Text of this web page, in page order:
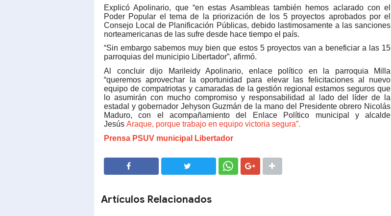
Explicó Apolinario, que “en estas Asambleas también hemos aclarado con el
Poder Popular el tema de la priorización de los 5 proyectos aprobados por el
Consejo Local de Planificación Públicas, debido lastimosamente a las sanciones
norteamericanas de las sufre desde hace tiempo el país.
“Sin embargo sabemos muy bien que estos 5 proyectos van a beneficiar a las 15
parroquias del municipio Libertador”, afirmó.
Al concluir dijo Marileidy Apolinario, enlace político en la parroquia Milla
“queremos aprovechar la oportunidad para elevar las felicitaciones al nuevo
equipo de compatriotas y camaradas de la gestión regional estamos seguros que
lo asumirán con mucho compromiso y responsabilidad al lado del líder de la
estadal y gobernador Jehyson Guzmán de la mano del Presidente obrero Nicolás
Maduro, con el acompañamiento del Enlace Político municipal y alcalde
Jesús Araque, porque trabajo en equipo victoria segura”.
Prensa PSUV municipal Libertador
Artículos Relacionados